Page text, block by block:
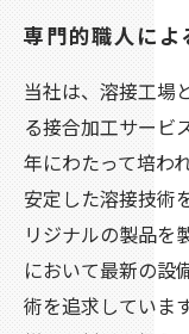
専門的職人によ
当社は、溶接工場
る接合加工サービ
年にわたって培わ
安定した溶接技術
リジナルの製品を
において最新の設
術を追求していま